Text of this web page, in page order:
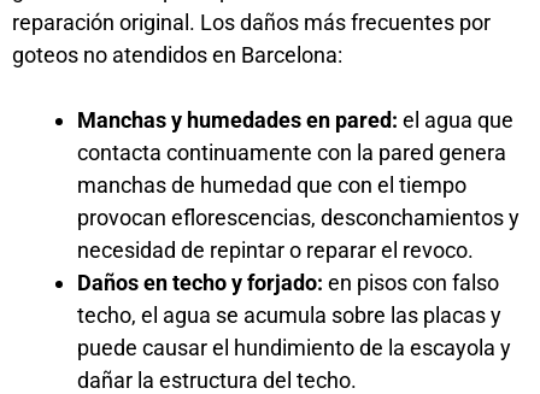
reparación original. Los daños más frecuentes por
goteos no atendidos en Barcelona:
Manchas y humedades en pared: el agua que
contacta continuamente con la pared genera
manchas de humedad que con el tiempo
provocan eflorescencias, desconchamientos y
necesidad de repintar o reparar el revoco.
Daños en techo y forjado: en pisos con falso
techo, el agua se acumula sobre las placas y
puede causar el hundimiento de la escayola y
dañar la estructura del techo.